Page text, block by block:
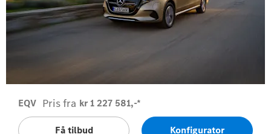
EQV Pris fra kr 1 227 581,-*
Få tilbud Konfigurator